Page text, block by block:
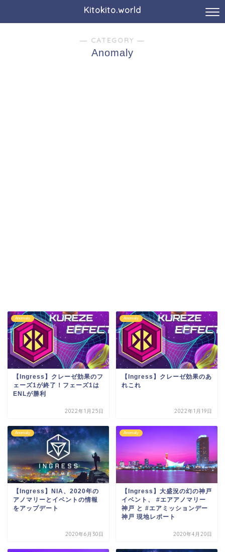
Kitokito.world
― CATEGORY ―
Anomaly
Anomaly
【Ingress】クレーゼ効果のフ
ェーズ1が終了！フェーズ1は
ENLが勝利
2022年1月25日
Anomaly
【Ingress】クレーゼ効果のあ
れこれ
2022年1月19日
Anomaly
【Ingress】NIA、2020年の
アノマリーとイベントの情報
をアップデート
2020年6月30日
Anomaly
【Ingress】大盛況の幻の神戸
イベント、 #エアアノマリー
神戸 と #エアミッションデー
神戸 現地レポート
2020年4月20日